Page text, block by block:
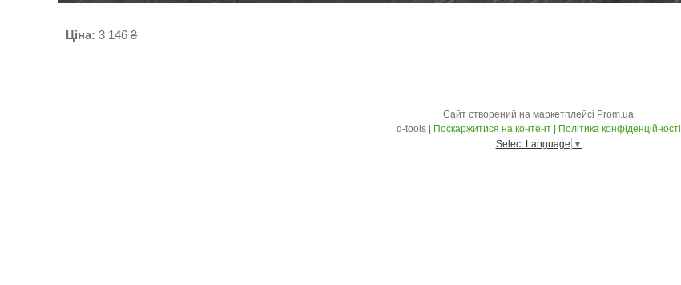
Ціна: 3 146 ₴
Сайт створений на маркетплейсі Prom.ua
Поскаржитися на контент
Політика конфіденційності
Select Language ▼